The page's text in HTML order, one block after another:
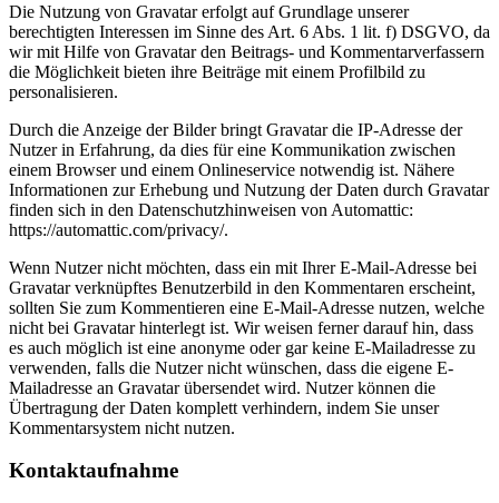
Die Nutzung von Gravatar erfolgt auf Grundlage unserer
berechtigten Interessen im Sinne des Art. 6 Abs. 1 lit. f) DSGVO, da
wir mit Hilfe von Gravatar den Beitrags- und Kommentarverfassern
die Möglichkeit bieten ihre Beiträge mit einem Profilbild zu
personalisieren.
Durch die Anzeige der Bilder bringt Gravatar die IP-Adresse der
Nutzer in Erfahrung, da dies für eine Kommunikation zwischen
einem Browser und einem Onlineservice notwendig ist. Nähere
Informationen zur Erhebung und Nutzung der Daten durch Gravatar
finden sich in den Datenschutzhinweisen von Automattic:
https://automattic.com/privacy/.
Wenn Nutzer nicht möchten, dass ein mit Ihrer E-Mail-Adresse bei
Gravatar verknüpftes Benutzerbild in den Kommentaren erscheint,
sollten Sie zum Kommentieren eine E-Mail-Adresse nutzen, welche
nicht bei Gravatar hinterlegt ist. Wir weisen ferner darauf hin, dass
es auch möglich ist eine anonyme oder gar keine E-Mailadresse zu
verwenden, falls die Nutzer nicht wünschen, dass die eigene E-
Mailadresse an Gravatar übersendet wird. Nutzer können die
Übertragung der Daten komplett verhindern, indem Sie unser
Kommentarsystem nicht nutzen.
Kontaktaufnahme